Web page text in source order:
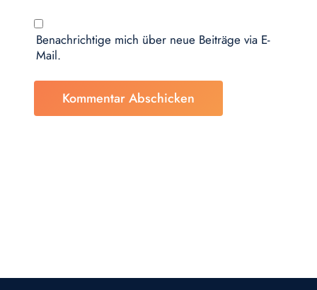
Benachrichtige mich über neue Beiträge via E-
Mail.